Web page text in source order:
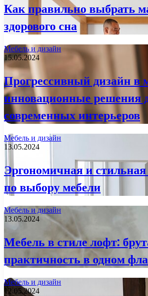
Как правильно выбрать
здорового сна
Мебель и дизайн
15.05.2024
Прогрессивный дизайн в
инновационные решения
современных интерьеров
Мебель и дизайн
13.05.2024
Эргономичная и
по выбору мебели
Мебель и дизайн
13.05.2024
Мебель в стиле лофт:
практичность в одном
Мебель и дизайн
12.05.2024